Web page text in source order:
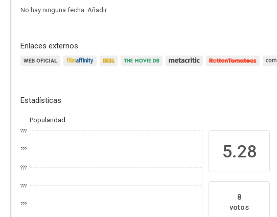
No hay ninguna fecha. Añadir
Enlaces externos
Estadísticas
Popularidad
???
???
???
???
???
5.28
8
votos